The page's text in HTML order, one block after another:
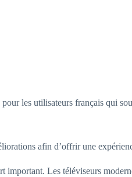
les utilisateurs français qui
afin d’offrir une
important. Les téléviseurs